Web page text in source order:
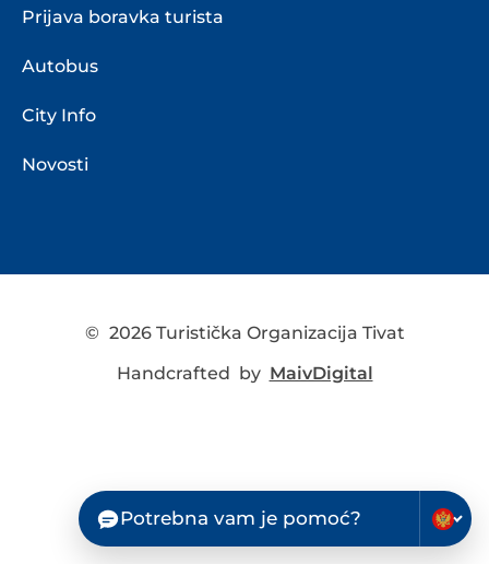
Prijava boravka turista
Autobus
City Info
Novosti
© 2026 Turistička Organizacija Tivat
Handcrafted by MaivDigital
Potrebna vam je pomoć?